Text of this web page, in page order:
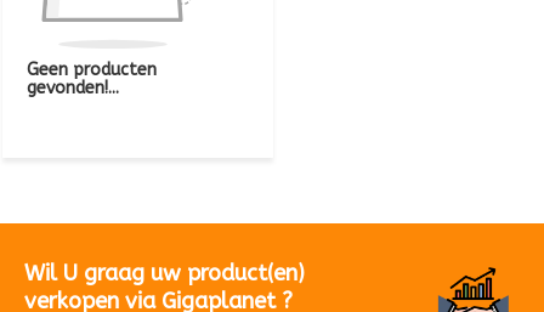
Geen producten
gevonden!...
Wil U graag uw product(en)
verkopen via Gigaplanet ?